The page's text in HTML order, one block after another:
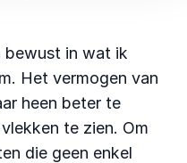
bewust in wat ik
Het vermogen van
heen beter te
te zien. Om
die geen enkel